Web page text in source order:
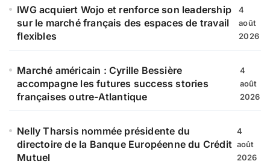
IWG acquiert Wojo et renforce son leadership
sur le marché français des espaces de travail
flexibles
4
août
2026
Marché américain : Cyrille Bessière
accompagne les futures success stories
françaises outre-Atlantique
4
août
2026
Nelly Tharsis nommée présidente du
directoire de la Banque Européenne du Crédit
Mutuel
4
août
2026